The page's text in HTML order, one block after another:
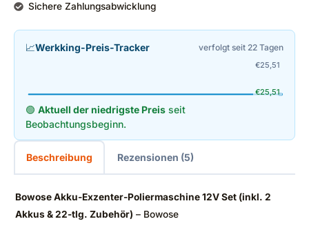
Sichere Zahlungsabwicklung
📈Werkking-Preis-Tracker verfolgt seit 22 Tagen
€25,51
€25,51
🟢 Aktuell der niedrigste Preis seit
Beobachtungsbeginn.
Beschreibung Rezensionen (5)
Bowose Akku-Exzenter-Poliermaschine 12V Set (inkl. 2
Akkus & 22-tlg. Zubehör) – Bowose